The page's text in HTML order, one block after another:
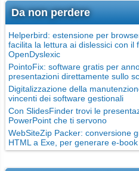
Da non perdere
Helperbird: estensione per
facilita la lettura ai dislessici con il
OpenDyslexic
PointoFix: software gratis per
presentazioni direttamente sullo
Digitalizzazione della
vincenti dei software gestionali
Con SlidesFinder trovi le
PowerPoint che ti servono
WebSiteZip Packer: conversione
HTML a Exe, per generare e-book